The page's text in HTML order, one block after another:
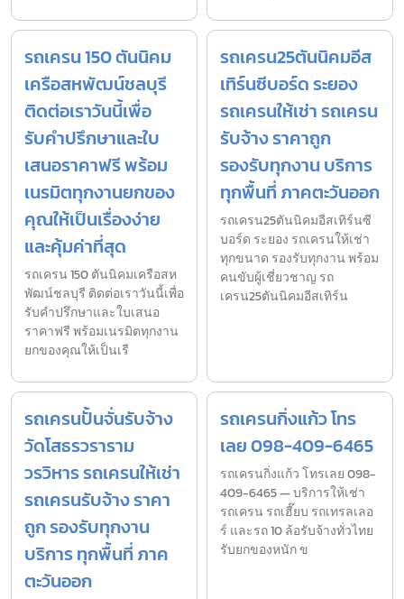
รถเครน 150 ตันนิคม
เครือสหพัฒน์ชลบุรี
ติดต่อเราวันนี้เพื่อ
รับคำปรึกษาและใบ
เสนอราคาฟรี พร้อม
เนรมิตทุกงานยกของ
คุณให้เป็นเรื่องง่าย
และคุ้มค่าที่สุด
รถเครน 150 ตันนิคมเครือสห
พัฒน์ชลบุรี ติดต่อเราวันนี้เพื่อ
รับคำปรึกษาและใบเสนอ
ราคาฟรี พร้อมเนรมิตทุกงาน
ยกของคุณให้เป็นเรื
รถเครน25ตันนิคมอีส
เทิร์นซีบอร์ด ระยอง
รถเครนให้เช่า รถเครน
รับจ้าง ราคาถูก
รองรับทุกงาน บริการ
ทุกพื้นที่ ภาคตะวันออก
รถเครน25ตันนิคมอีสเทิร์นซี
บอร์ด ระยอง รถเครนให้เช่า
ทุกขนาด รองรับทุกงาน พร้อม
คนขับผู้เชี่ยวชาญ รถ
เครน25ตันนิคมอีสเทิร์น
รถเครนปั้นจั่นรับจ้าง
วัดโสธรวราราม
วรวิหาร รถเครนให้เช่า
รถเครนรับจ้าง ราคา
ถูก รองรับทุกงาน
บริการ ทุกพื้นที่ ภาค
ตะวันออก
รถเครนกิ่งแก้ว โทร
เลย 098-409-6465
รถเครนกิ่งแก้ว โทรเลย 098-
409-6465 — บริการให้เช่า
รถเครน รถเฮี๊ยบ รถเทรลเลอ
ร์ และรถ 10 ล้อรับจ้างทั่วไทย
รับยกของหนัก ข